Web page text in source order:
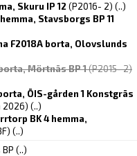
Skuru IP 12 (P2016- 2) (..)
Stavsborgs BP 11
F2018A borta, Olovslunds
Mörtnäs BP 1(P2015- 2)
ÖIS-gården 1 Konstgräs
2026) (..)
BK 4 hemma,
(..)
(..)